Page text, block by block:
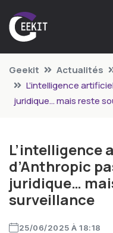
Geekit Actualités
L’intelligence
juridique… mais reste
L’intelligence
d’Anthropic
juridique…
surveillance
25/06/2025 À 18:18